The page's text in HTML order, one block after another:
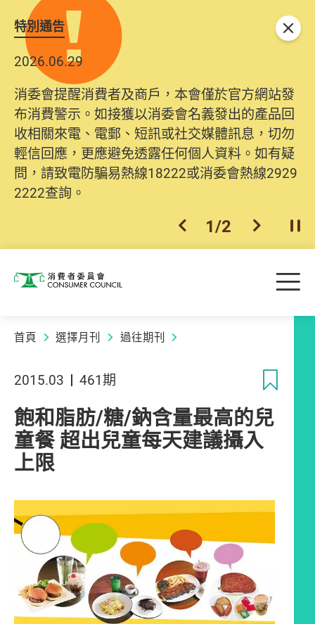
特別通告
2026.06.29
消委會提醒消費者及商戶，本會僅於官方網站發
布消費警示。如接獲以消委會名義發出的產品回
收相關來電、電郵、短訊或社交媒體訊息，切勿
輕信回應，更應避免透露任何個人資料。如有疑
問，請致電防騙易熱線18222或消委會熱線2929
2222查詢。
上一個
1/2 下一個開
關閉
消費者委員會 目
首頁 選擇月刊 過往期刊
2015.03 461期
飽和脂肪/糖/鈉含量最高的兒
童餐 超出兒童每天建議攝入
上限